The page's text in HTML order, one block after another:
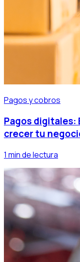
Pagos y cobros
Pagos digitales:
crecer tu
1 min de lectura